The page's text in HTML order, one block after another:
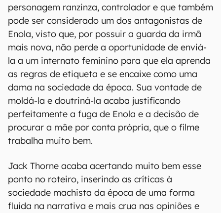
personagem ranzinza, controlador e que também
pode ser considerado um dos antagonistas de
Enola, visto que, por possuir a guarda da irmã
mais nova, não perde a oportunidade de enviá-
la a um internato feminino para que ela aprenda
as regras de etiqueta e se encaixe como uma
dama na sociedade da época. Sua vontade de
moldá-la e doutriná-la acaba justificando
perfeitamente a fuga de Enola e a decisão de
procurar a mãe por conta própria, que o filme
trabalha muito bem.
Jack Thorne acaba acertando muito bem esse
ponto no roteiro, inserindo as críticas à
sociedade machista da época de uma forma
fluida na narrativa e mais crua nas opiniões e